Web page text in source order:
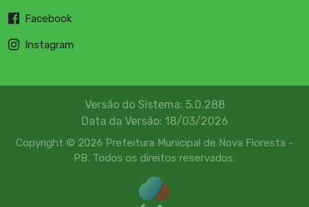
Facebook
Instagram
Versão do Sistema: 5.0.288
Data da Versão: 18/03/2026
Copyright © 2026 Prefeitura Municipal de Nova Floresta -
PB. Todos os direitos reservados.